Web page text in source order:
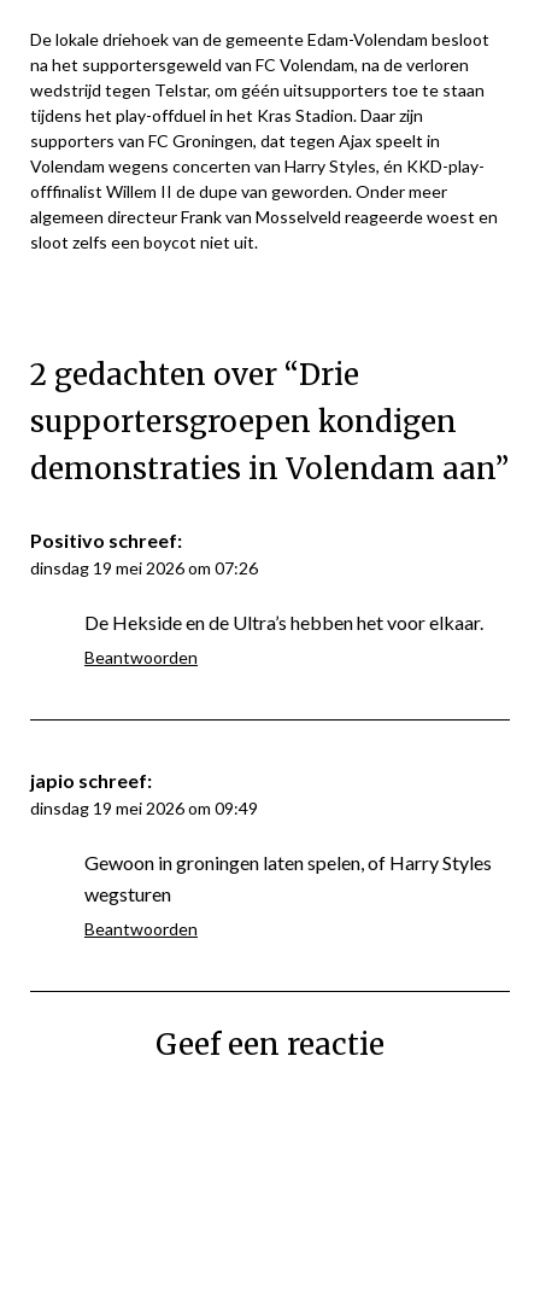
De lokale driehoek van de gemeente Edam-Volendam besloot
na het supportersgeweld van FC Volendam, na de verloren
wedstrijd tegen Telstar, om géén uitsupporters toe te staan
tijdens het play-offduel in het Kras Stadion. Daar zijn
supporters van FC Groningen, dat tegen Ajax speelt in
Volendam wegens concerten van Harry Styles, én KKD-play-
offfinalist Willem II de dupe van geworden. Onder meer
algemeen directeur Frank van Mosselveld reageerde woest en
sloot zelfs een boycot niet uit.
2 gedachten over “Drie
supportersgroepen kondigen
demonstraties in Volendam aan”
Positivo schreef:
dinsdag 19 mei 2026 om 07:26
De Hekside en de Ultra’s hebben het voor elkaar.
Beantwoorden
japio schreef:
dinsdag 19 mei 2026 om 09:49
Gewoon in groningen laten spelen, of Harry Styles
wegsturen
Beantwoorden
Geef een reactie